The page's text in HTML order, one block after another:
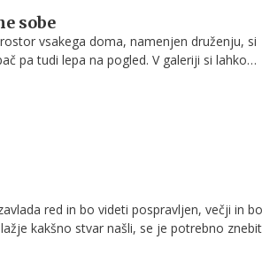
sobe
vsakega doma, namenjen druženju, si
pa tudi lepa na pogled. V galeriji si lahko
red in bo videti pospravljen, večji in
kakšno stvar našli, se je potrebno